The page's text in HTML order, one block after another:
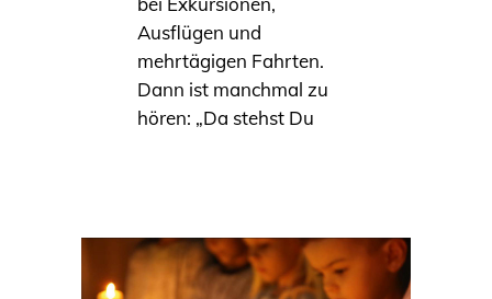
Ausflügen und
mehrtägigen Fahrten.
Dann ist manchmal zu
hören: „Da stehst Du